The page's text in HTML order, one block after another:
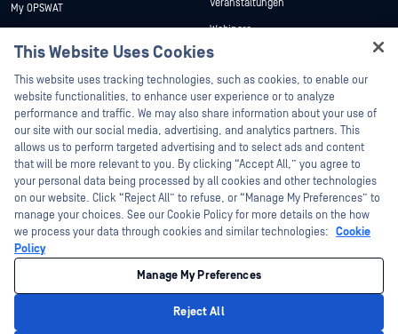
My OPSWAT
Ausbildung
Programm zur Behebung von
Sicherheitslücken
Partner
Zertifizierung
Technologie-Partner
Partner Programm
Veranstaltungen
Webinare
Datenblätter
Weiße Papiere
Kostenlose Tools
©2026 OPSWAT . Alle Rechte vorbehalten. OPSWAT, MetaDefender, Metascan,
MetaAccess, das OPSWAT , Trust no File. Trust No Device., OPSWAT , Protecting the
World's Critical Infrastructure, Deep CDR™ Technology, InQuest, das InQuest-Logo,
DFI, RetroHunt, Deep File Inspection und Join the Hunt sind Marken von OPSWAT .
Marken von Drittanbietern sind Eigentum ihrer jeweiligen Inhaber.
Cookie-Präferenzen verwalten
Entscheidungen zum Datenschutz in Kalifornien
This Website Uses Cookies
This website uses tracking technologies, such as cookies, to enable our
website functionalities, to enhance user experience or to analyze
performance and traffic. We may also share information about your use of
our site with our social media, advertising, and analytics partners. This
allows us to perform targeted advertising and to select ads and content
that will be more relevant to you. By clicking “Accept All,” you agree to
your personal data being processed by all cookies and other technologies
on our website. Click “Reject All” to refuse, or “Manage My Preferences” to
manage your choices. See our Cookie Policy for more details on the how
we process your data through cookies and similar technologies: Cookie
Policy
Manage My Preferences
Reject All
Hey there!
I'm Ozzy, your OPSWAT virtual assistant.
How can I help you secure what's critical
today?